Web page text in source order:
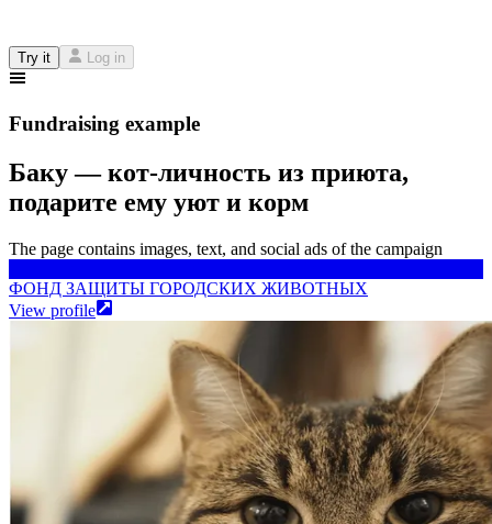
Try it Log in
Fundraising example
Баку — кот-личность из приюта,
подарите ему уют и корм
The page contains images, text, and social ads of the campaign
ФОНД ЗАЩИТЫ ГОРОДСКИХ ЖИВОТНЫХ
View profile